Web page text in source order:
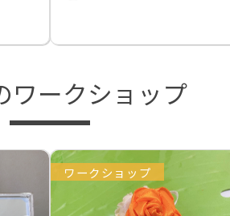
ワークショップ
ワークショップ